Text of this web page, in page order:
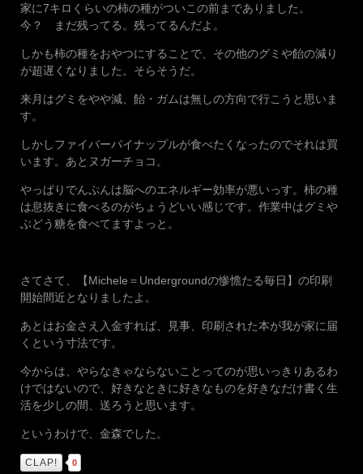
家に7キロくらいの柿の種がついこの前までありました。
今？ まだ残ってる。残ってるんだよ。
しかも柿の種をおやつにすることで、その他のグミや飴の減り
が超遅くなりました。そらそうだ。
来月はグミをやや減、飴・ガムは無しの方向で行こうと思いま
す。
しかしファイバーパイナップルが食べたくなったのでそれは買
います。あとヌガーチョコ。
やっぱりでんぷんは脳へのエネルギー効率が悪いっす。柿の種
は息抜きに食べるのがちょうどいい感じです。作業中はグミや
ぶどう糖を食べてますよっと。
さてさて、【Michele＝Undergroundの惨憺たる毎日】の印刷
開始間近となりましたよ。
あとはお金さえ入金すれば、見事、印刷された本が我が家に届
くという寸法です。
今からは、やらなきゃならないことってのが思いっきりあるわ
けではないので、好きなときに好きなものを好きなだけ書く生
活を少しの間、送ろうと思います。
というわけで、金森でした。
CLAP! 0